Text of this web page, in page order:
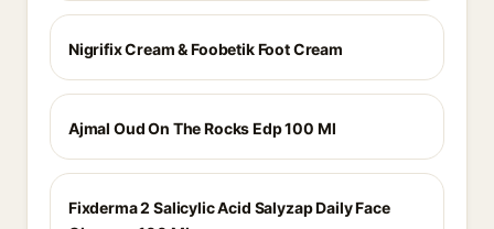
Nigrifix Cream & Foobetik Foot Cream
Ajmal Oud On The Rocks Edp 100 Ml
Fixderma 2 Salicylic Acid Salyzap Daily Face